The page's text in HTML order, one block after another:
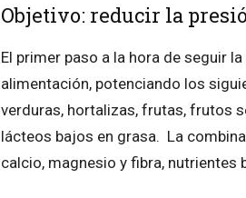
Objetivo: reducir la
El primer paso a la hora de seguir
alimentación, potenciando los
verduras, hortalizas, frutas, frutos
lácteos bajos en grasa. La
calcio, magnesio y fibra, nutrientes